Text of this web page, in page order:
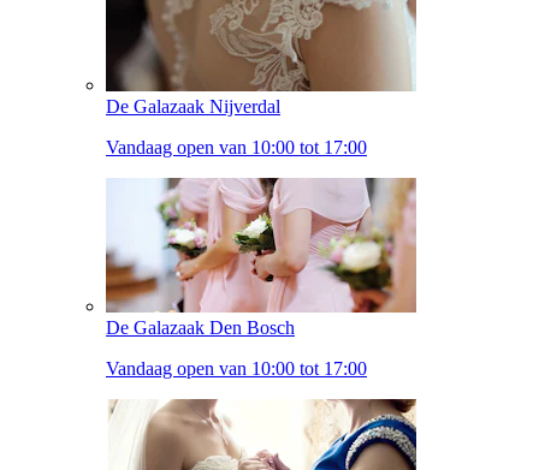
De Galazaak Nijverdal
Vandaag open van 10:00 tot 17:00
De Galazaak Den Bosch
Vandaag open van 10:00 tot 17:00